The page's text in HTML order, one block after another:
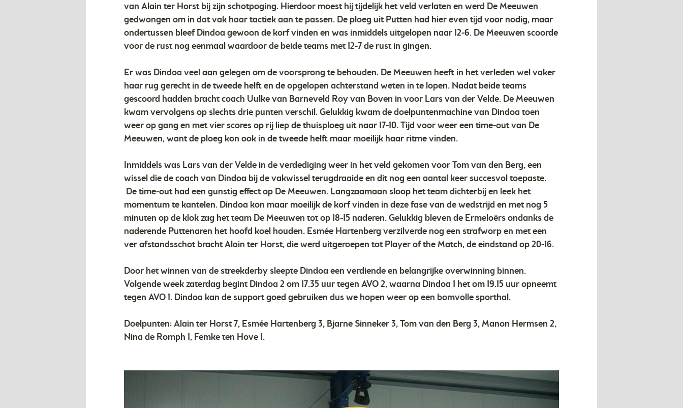
van Alain ter Horst bij zijn schotpoging. Hierdoor moest hij tijdelijk het veld verlaten en werd De Meeuwen
gedwongen om in dat vak haar tactiek aan te passen. De ploeg uit Putten had hier even tijd voor nodig, maar
ondertussen bleef Dindoa gewoon de korf vinden en was inmiddels uitgelopen naar 12-6. De Meeuwen scoorde
voor de rust nog eenmaal waardoor de beide teams met 12-7 de rust in gingen.
Er was Dindoa veel aan gelegen om de voorsprong te behouden. De Meeuwen heeft in het verleden wel vaker
haar rug gerecht in de tweede helft en de opgelopen achterstand weten in te lopen. Nadat beide teams
gescoord hadden bracht coach Uulke van Barneveld Roy van Boven in voor Lars van der Velde. De Meeuwen
kwam vervolgens op slechts drie punten verschil. Gelukkig kwam de doelpuntenmachine van Dindoa toen
weer op gang en met vier scores op rij liep de thuisploeg uit naar 17-10. Tijd voor weer een time-out van De
Meeuwen, want de ploeg kon ook in de tweede helft maar moeilijk haar ritme vinden.
Inmiddels was Lars van der Velde in de verdediging weer in het veld gekomen voor Tom van den Berg, een
wissel die de coach van Dindoa bij de vakwissel terugdraaide en dit nog een aantal keer succesvol toepaste.
De time-out had een gunstig effect op De Meeuwen. Langzaamaan sloop het team dichterbij en leek het
momentum te kantelen. Dindoa kon maar moeilijk de korf vinden in deze fase van de wedstrijd en met nog 5
minuten op de klok zag het team De Meeuwen tot op 18-15 naderen. Gelukkig bleven de Ermeloërs ondanks de
naderende Puttenaren het hoofd koel houden. Esmée Hartenberg verzilverde nog een strafworp en met een
ver afstandsschot bracht Alain ter Horst, die werd uitgeroepen tot Player of the Match, de eindstand op 20-16.
Door het winnen van de streekderby sleepte Dindoa een verdiende en belangrijke overwinning binnen.
Volgende week zaterdag begint Dindoa 2 om 17.35 uur tegen AVO 2, waarna Dindoa 1 het om 19.15 uur opneemt
tegen AVO 1. Dindoa kan de support goed gebruiken dus we hopen weer op een bomvolle sporthal.
Doelpunten: Alain ter Horst 7, Esmée Hartenberg 3, Bjarne Sinneker 3, Tom van den Berg 3, Manon Hermsen 2,
Nina de Romph 1, Femke ten Hove 1.